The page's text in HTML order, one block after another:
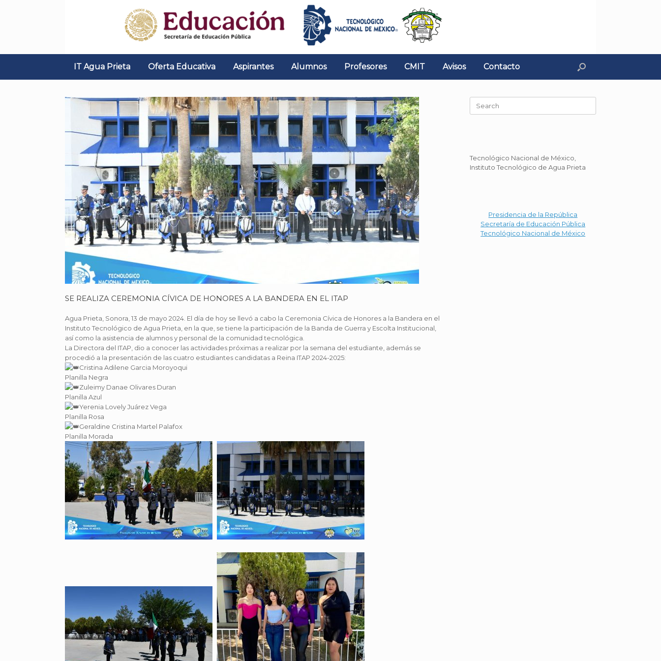
IT Agua Prieta Oferta Educativa Aspirantes Alumnos Profesores CMIT Avisos Contacto
SE REALIZA CEREMONIA CÍVICA DE HONORES A LA BANDERA EN EL ITAP
Agua Prieta, Sonora, 13 de mayo 2024. El día de hoy se llevó a cabo la Ceremonia Cívica de Honores a la Bandera en el
Instituto Tecnológico de Agua Prieta, en la que, se tiene la participación de la Banda de Guerra y Escolta Institucional,
así como la asistencia de alumnos y personal de la comunidad tecnológica.
La Directora del ITAP, dio a conocer las actividades próximas a realizar por la semana del estudiante, además se
procedió a la presentación de las cuatro estudiantes candidatas a Reina ITAP 2024-2025:
Cristina Adilene Garcia Moroyoqui
Planilla Negra
Zuleimy Danae Olivares Duran
Planilla Azul
Yerenia Lovely Juárez Vega
Planilla Rosa
Geraldine Cristina Martel Palafox
Planilla Morada
for:
Tecnológico Nacional de México,
Instituto Tecnológico de Agua Prieta
Presidencia de la República
Secretaría de Educación Pública
Tecnológico Nacional de México